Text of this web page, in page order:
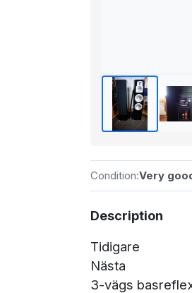
Condition:Very
Description
Tidigare
Nästa
3-vägs